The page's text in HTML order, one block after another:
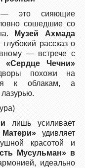
— это сияющие
сошедшие со
Музей Ахмада
рассказ о
— встрече с
«Сердце Чечни»
похожи на
к облакам, а
лишь усиливает
удивляет
красотой и
Мусульман» в
идеально